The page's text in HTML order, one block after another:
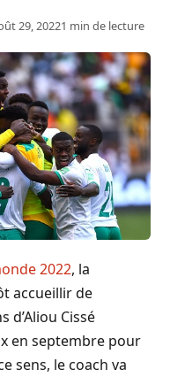
29, 20221 min de lecture
2022, la
accueillir de
d’Aliou Cissé
en septembre pour
sens, le coach va